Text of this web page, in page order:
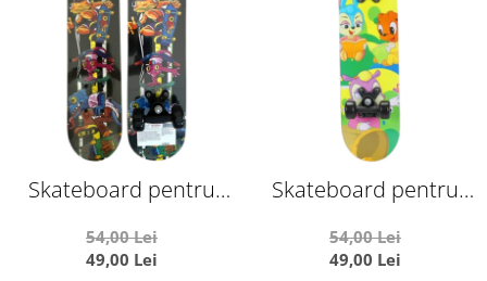
Skateboard pentru
Monster Negru
54,00 Lei
49,00 Lei
Skateboard pentru
Iepurasi Galben
54,00 Lei
49,00 Lei